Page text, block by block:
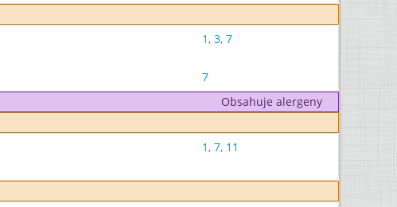
1, 3, 7
7
Obsahuje alergeny
1, 7, 11